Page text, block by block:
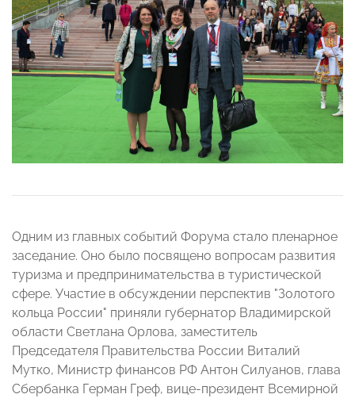
Одним из главных событий Форума стало пленарное
заседание. Оно было посвящено вопросам развития
туризма и предпринимательства в туристической
сфере. Участие в обсуждении перспектив "Золотого
кольца России" приняли губернатор Владимирской
области Светлана Орлова, заместитель
Председателя Правительства России Виталий
Мутко, Министр финансов РФ Антон Силуанов, глава
Сбербанка Герман Греф, вице-президент Всемирной